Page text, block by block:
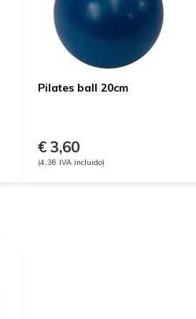
Pilates ball 20cm
€ 3,60
(4,36 IVA incluido)